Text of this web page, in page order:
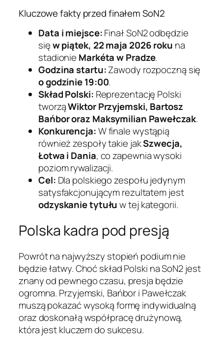
Kluczowe fakty przed finałem SoN2
Data i miejsce:Finał SoN2 odbędzie
sięw piątek, 22 maja 2026 roku na
stadionie Markéta w Pradze.
Godzina startu:Zawody rozpoczną się
o godzinie 19:00.
Skład Polski: Reprezentację Polski
tworząWiktor Przyjemski, Bartosz
Bańbor oraz Maksymilian Pawełczak.
Konkurencja:W finale wystąpią
również zespoły takie jakSzwecja,
Łotwa i Dania, co zapewnia wysoki
poziom rywalizacji.
Cel: Dla polskiego zespołu jedynym
satysfakcjonującym rezultatem jest
odzyskanie tytułuw tej kategorii.
Polska kadra pod presją
Powrót na najwyższy stopień podium nie
będzie łatwy. Choć skład Polski na SoN2 jest
znany od pewnego czasu, presja będzie
ogromna. Przyjemski, Bańbor i Pawełczak
muszą pokazać wysoką formę indywidualną
oraz doskonałą współpracę drużynową,
która jest kluczem do sukcesu.